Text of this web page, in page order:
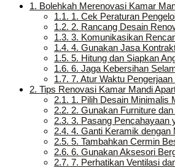
1. Bolehkah Merenovasi Kamar
1.1. 1. Cek Peraturan
1.2. 2. Rancang Desain
1.3. 3. Komunikasikan
1.4. 4. Gunakan Jasa
1.5. 5. Hitung dan Siapkan
1.6. 6. Jaga Kebersihan
1.7. 7. Atur Waktu
2. Tips Renovasi Kamar Mandi
2.1. 1. Pilih Desain Minimalis
2.2. 2. Gunakan Furniture
2.3. 3. Pasang Pencahayaan
2.4. 4. Ganti Keramik dengan
2.5. 5. Tambahkan Cermin
2.6. 6. Gunakan Aksesori
2.7. 7. Perhatikan Ventilasi